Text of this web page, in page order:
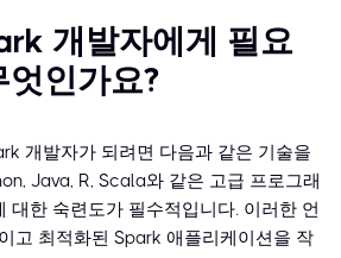
개발자에게 필요
엇인가요?
개발자가 되려면 다음과 같은 기술을
Java, R, Scala와 같은 고급 프로그래
대한 숙련도가 필수적입니다. 이러한 언
고 최적화된 Spark 애플리케이션을 작